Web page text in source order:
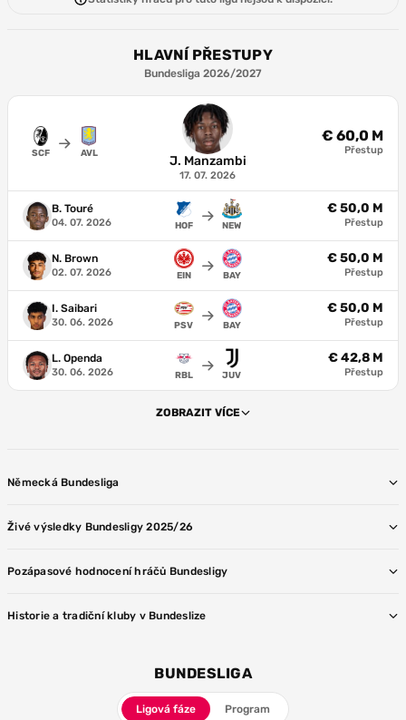
HLAVNÍ PŘESTUPY
Bundesliga 2026/2027
SCF AVL J. Manzambi
17. 07. 2026
€ 60,0 M
Přestup
B. Touré
04. 07. 2026 HOF NEW
€ 50,0 M
Přestup
N. Brown
02. 07. 2026 EIN BAY
€ 50,0 M
Přestup
I. Saibari
30. 06. 2026 PSV BAY
€ 50,0 M
Přestup
L. Openda
30. 06. 2026 RBL JUV
€ 42,8 M
Přestup
ZOBRAZIT VÍCE
Německá Bundesliga
Živé výsledky Bundesligy 2025/26
Pozápasové hodnocení hráčů Bundesligy
Historie a tradiční kluby v Bundeslize
BUNDESLIGA
Ligová fáze Program